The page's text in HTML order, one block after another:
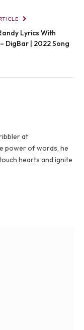
Lyrics With
DigBar | 2022 Song
at
power of words, he
hearts and ignite